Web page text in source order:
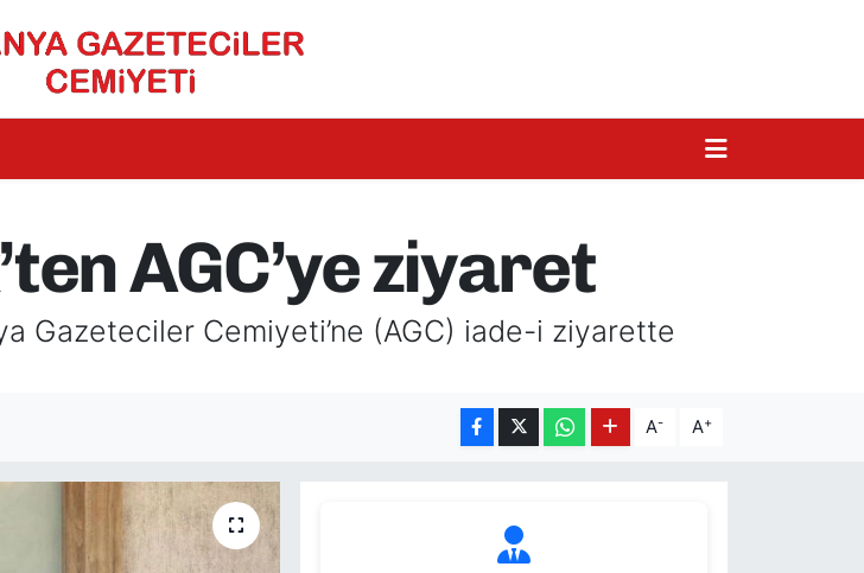
AGC’ye ziyaret
Gazeteciler Cemiyeti’ne (AGC) iade-i ziyarette
A- A+